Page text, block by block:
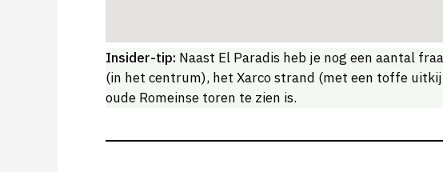
Insider-tip: Naast El Paradis heb je nog een aantal
(in het centrum), het Xarco strand (met een toffe
oude Romeinse toren te zien is.